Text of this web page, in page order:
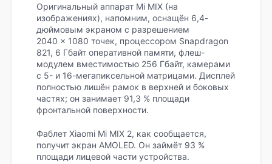
Оригинальный аппарат Mi MIX (на
изображениях), напомним, оснащён 6,4-
дюймовым экраном с разрешением
2040 × 1080 точек, процессором Snapdragon
821, 6 Гбайт оперативной памяти, флеш-
модулем вместимостью 256 Гбайт, камерами
с 5- и 16-мегапиксельной матрицами. Дисплей
полностью лишён рамок в верхней и боковых
частях; он занимает 91,3 % площади
фронтальной поверхности.
Фаблет Xiaomi Mi MIX 2, как сообщается,
получит экран AMOLED. Он займёт 93 %
площади лицевой части устройства.